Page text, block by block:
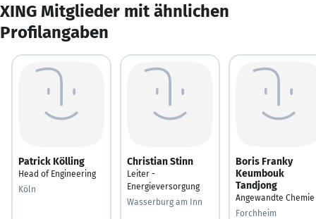
XING Mitglieder mit ähnlichen
Profilangaben
Patrick Kölling
Head of Engineering
Köln
Christian Stinn
Leiter -
Energieversorgung
Wasserburg am Inn
Boris Franky
Keumbouk
Tandjong
Angewandte Chemie
Forchheim